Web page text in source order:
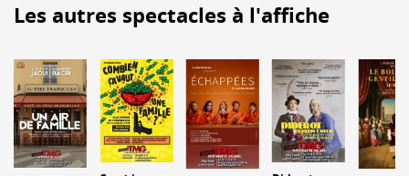
Les autres spectacles à l'affiche